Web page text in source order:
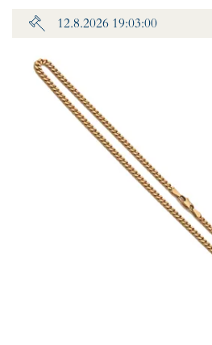
12.8.2026 19:03:00